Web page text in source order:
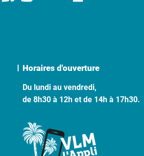
Horaires d'ouverture
Du lundi au vendredi,
de 8h30 à 12h et de 14h à 17h30.